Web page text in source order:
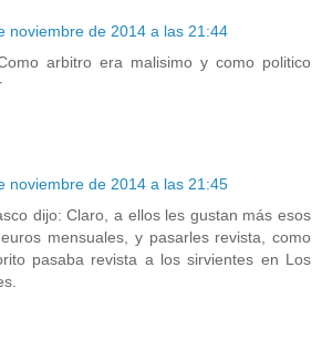
noviembre de 2014 a las 21:44
arbitro era malisimo y como politico
noviembre de 2014 a las 21:45
dijo: Claro, a ellos les gustan más esos
mensuales, y pasarles revista, como
pasaba revista a los sirvientes en Los